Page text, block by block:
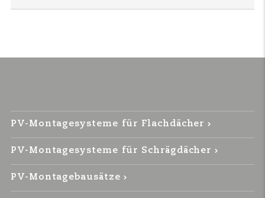
PV-Montagesysteme für Flachdächer
PV-Montagesysteme für Schrägdächer
PV-Montagebausätze